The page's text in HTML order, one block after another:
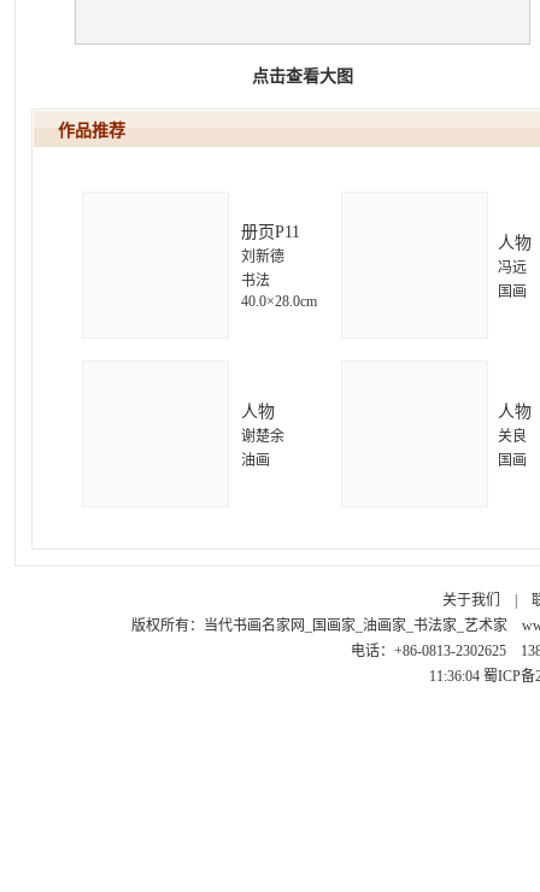
点击查看大图
作品推荐
册页P11
刘新德
书法
40.0×28.0cm
人物
冯远
国画
人物
谢楚余
油画
人物
关良
国画
关于我们
版权所有： 当代书画名家网_国画家_油画家_书法家_艺术家
电话：+86-0813-2302625
11:36:04 蜀ICP备